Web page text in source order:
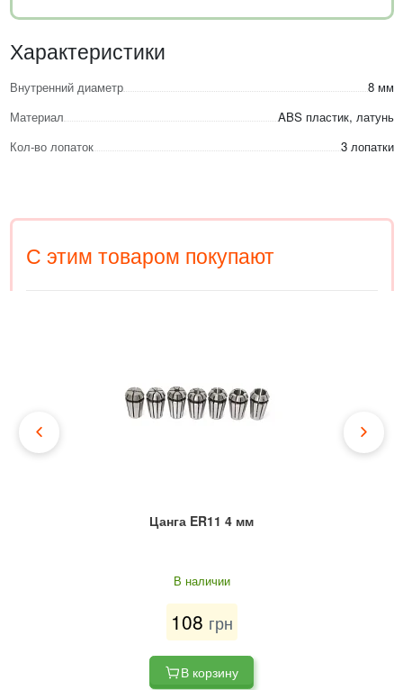
Характеристики
Внутренний диаметр
8 мм
Материал
ABS пластик, латунь
Кол-во лопаток
3 лопатки
С этим товаром покупают
Цанга ER11 4 мм
В наличии
108 грн
В корзину